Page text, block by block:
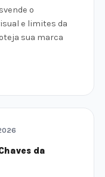
o
e limites da
sua marca
da